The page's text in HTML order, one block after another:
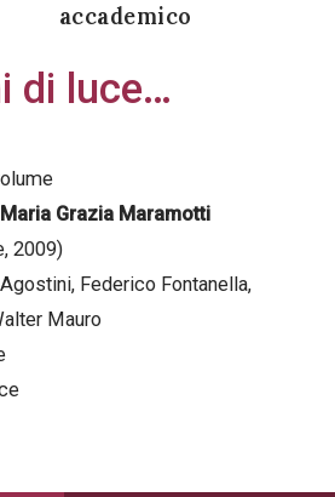
accademico
di luce…
Maria Grazia Maramotti
2009)
Federico Fontanella,
Mauro